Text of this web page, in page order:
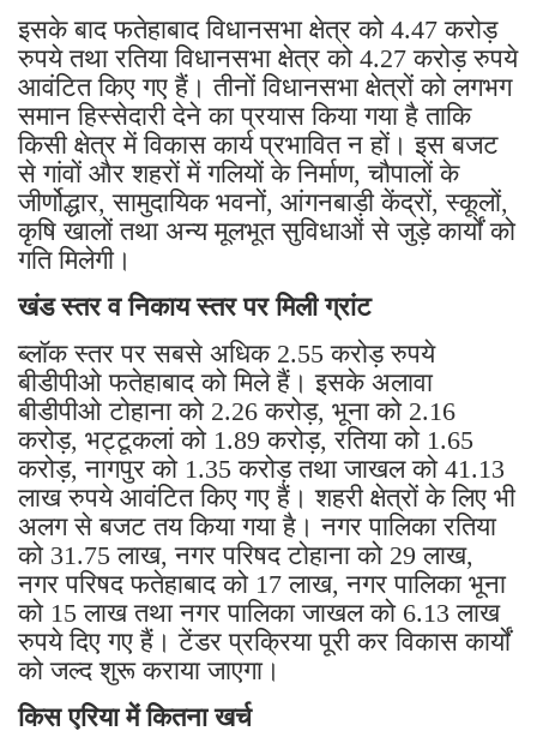
इसके बाद फतेहाबाद विधानसभा क्षेत्र को 4.47 करोड़
रुपये तथा रतिया विधानसभा क्षेत्र को 4.27 करोड़ रुपये
आवंटित किए गए हैं। तीनों विधानसभा क्षेत्रों को लगभग
समान हिस्सेदारी देने का प्रयास किया गया है ताकि
किसी क्षेत्र में विकास कार्य प्रभावित न हों। इस बजट
से गांवों और शहरों में गलियों के निर्माण, चौपालों के
जीर्णोद्धार, सामुदायिक भवनों, आंगनबाड़ी केंद्रों, स्कूलों,
कृषि खालों तथा अन्य मूलभूत सुविधाओं से जुड़े कार्यों को
गति मिलेगी।
खंड स्तर व निकाय स्तर पर मिली ग्रांट
ब्लॉक स्तर पर सबसे अधिक 2.55 करोड़ रुपये
बीडीपीओ फतेहाबाद को मिले हैं। इसके अलावा
बीडीपीओ टोहाना को 2.26 करोड़, भूना को 2.16
करोड़, भट्टूकलां को 1.89 करोड़, रतिया को 1.65
करोड़, नागपुर को 1.35 करोड़ तथा जाखल को 41.13
लाख रुपये आवंटित किए गए हैं। शहरी क्षेत्रों के लिए भी
अलग से बजट तय किया गया है। नगर पालिका रतिया
को 31.75 लाख, नगर परिषद टोहाना को 29 लाख,
नगर परिषद फतेहाबाद को 17 लाख, नगर पालिका भूना
को 15 लाख तथा नगर पालिका जाखल को 6.13 लाख
रुपये दिए गए हैं। टेंडर प्रक्रिया पूरी कर विकास कार्यों
को जल्द शुरू कराया जाएगा।
किस एरिया में कितना खर्च